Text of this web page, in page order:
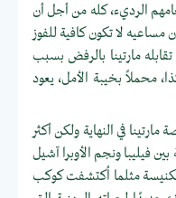
الرديء، كله من أجل أن
مساعيه لا تكون كافية للفوز
مارتينا بالرفض بسبب
محملاً بخيبة الأمل، يعود
في النهاية ولكن أكثر
فيليبا ونجم الأوبرا آشيل
مثلما اُكتشفت كوكب